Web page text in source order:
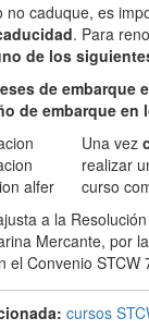
no caduque, es
. Para
de los
de embarque
de embarque en
Una vez
realizar
curso
a la
Mercante, por
el Convenio STCW
cursos